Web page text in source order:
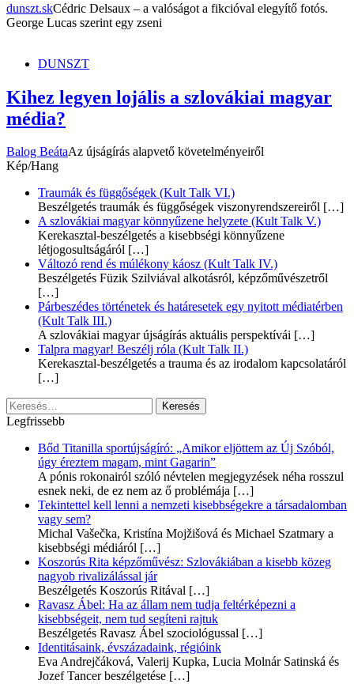
dunszt.skCédric Delsaux – a valóságot a fikcióval elegyítő fotós.
George Lucas szerint egy zseni
DUNSZT
Kihez legyen lojális a szlovákiai magyar
média?
Balog BeátaAz újságírás alapvető követelményeiről
Kép/Hang
Traumák és függőségek (Kult Talk VI.)
Beszélgetés traumák és függőségek viszonyrendszereiről […]
A szlovákiai magyar könnyűzene helyzete (Kult Talk V.)
Kerekasztal-beszélgetés a kisebbségi könnyűzene
létjogosultságáról […]
Változó rend és múlékony káosz (Kult Talk IV.)
Beszélgetés Füzik Szilviával alkotásról, képzőművészetről
[…]
Párbeszédes történetek és határesetek egy nyitott médiatérben
(Kult Talk III.)
A szlovákiai magyar újságírás aktuális perspektívái […]
Talpra magyar! Beszélj róla (Kult Talk II.)
Kerekasztal-beszélgetés a trauma és az irodalom kapcsolatáról
[…]
Keresés:
Legfrissebb
Bőd Titanilla sportújságíró: „Amikor eljöttem az Új Szóból,
úgy éreztem magam, mint Gagarin”
A pónis rokonairól szóló névtelen megjegyzések néha rosszul
esnek neki, de ez nem az ő problémája […]
Tekintettel kell lenni a nemzeti kisebbségekre a társadalomban
vagy sem?
Michal Vašečka, Kristína Mojžišová és Michael Szatmary a
kisebbségi médiáról […]
Koszorús Rita képzőművész: Szlovákiában a kisebb közeg
nagyob rivalizálással jár
Beszélgetés Koszorús Ritával […]
Ravasz Ábel: Ha az állam nem tudja feltérképezni a
kisebbségeit, nem tud segíteni rajtuk
Beszélgetés Ravasz Ábel szociológussal […]
Identitásaink, évszázadaink, régióink
Eva Andrejčáková, Valerij Kupka, Lucia Molnár Satinská és
Jozef Tancer beszélgetése […]